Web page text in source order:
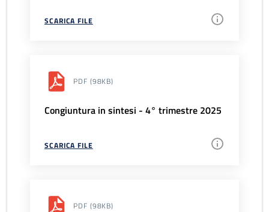
SCARICA FILE
PDF (98KB)
Congiuntura in sintesi - 4° trimestre 2025
SCARICA FILE
PDF (98KB)